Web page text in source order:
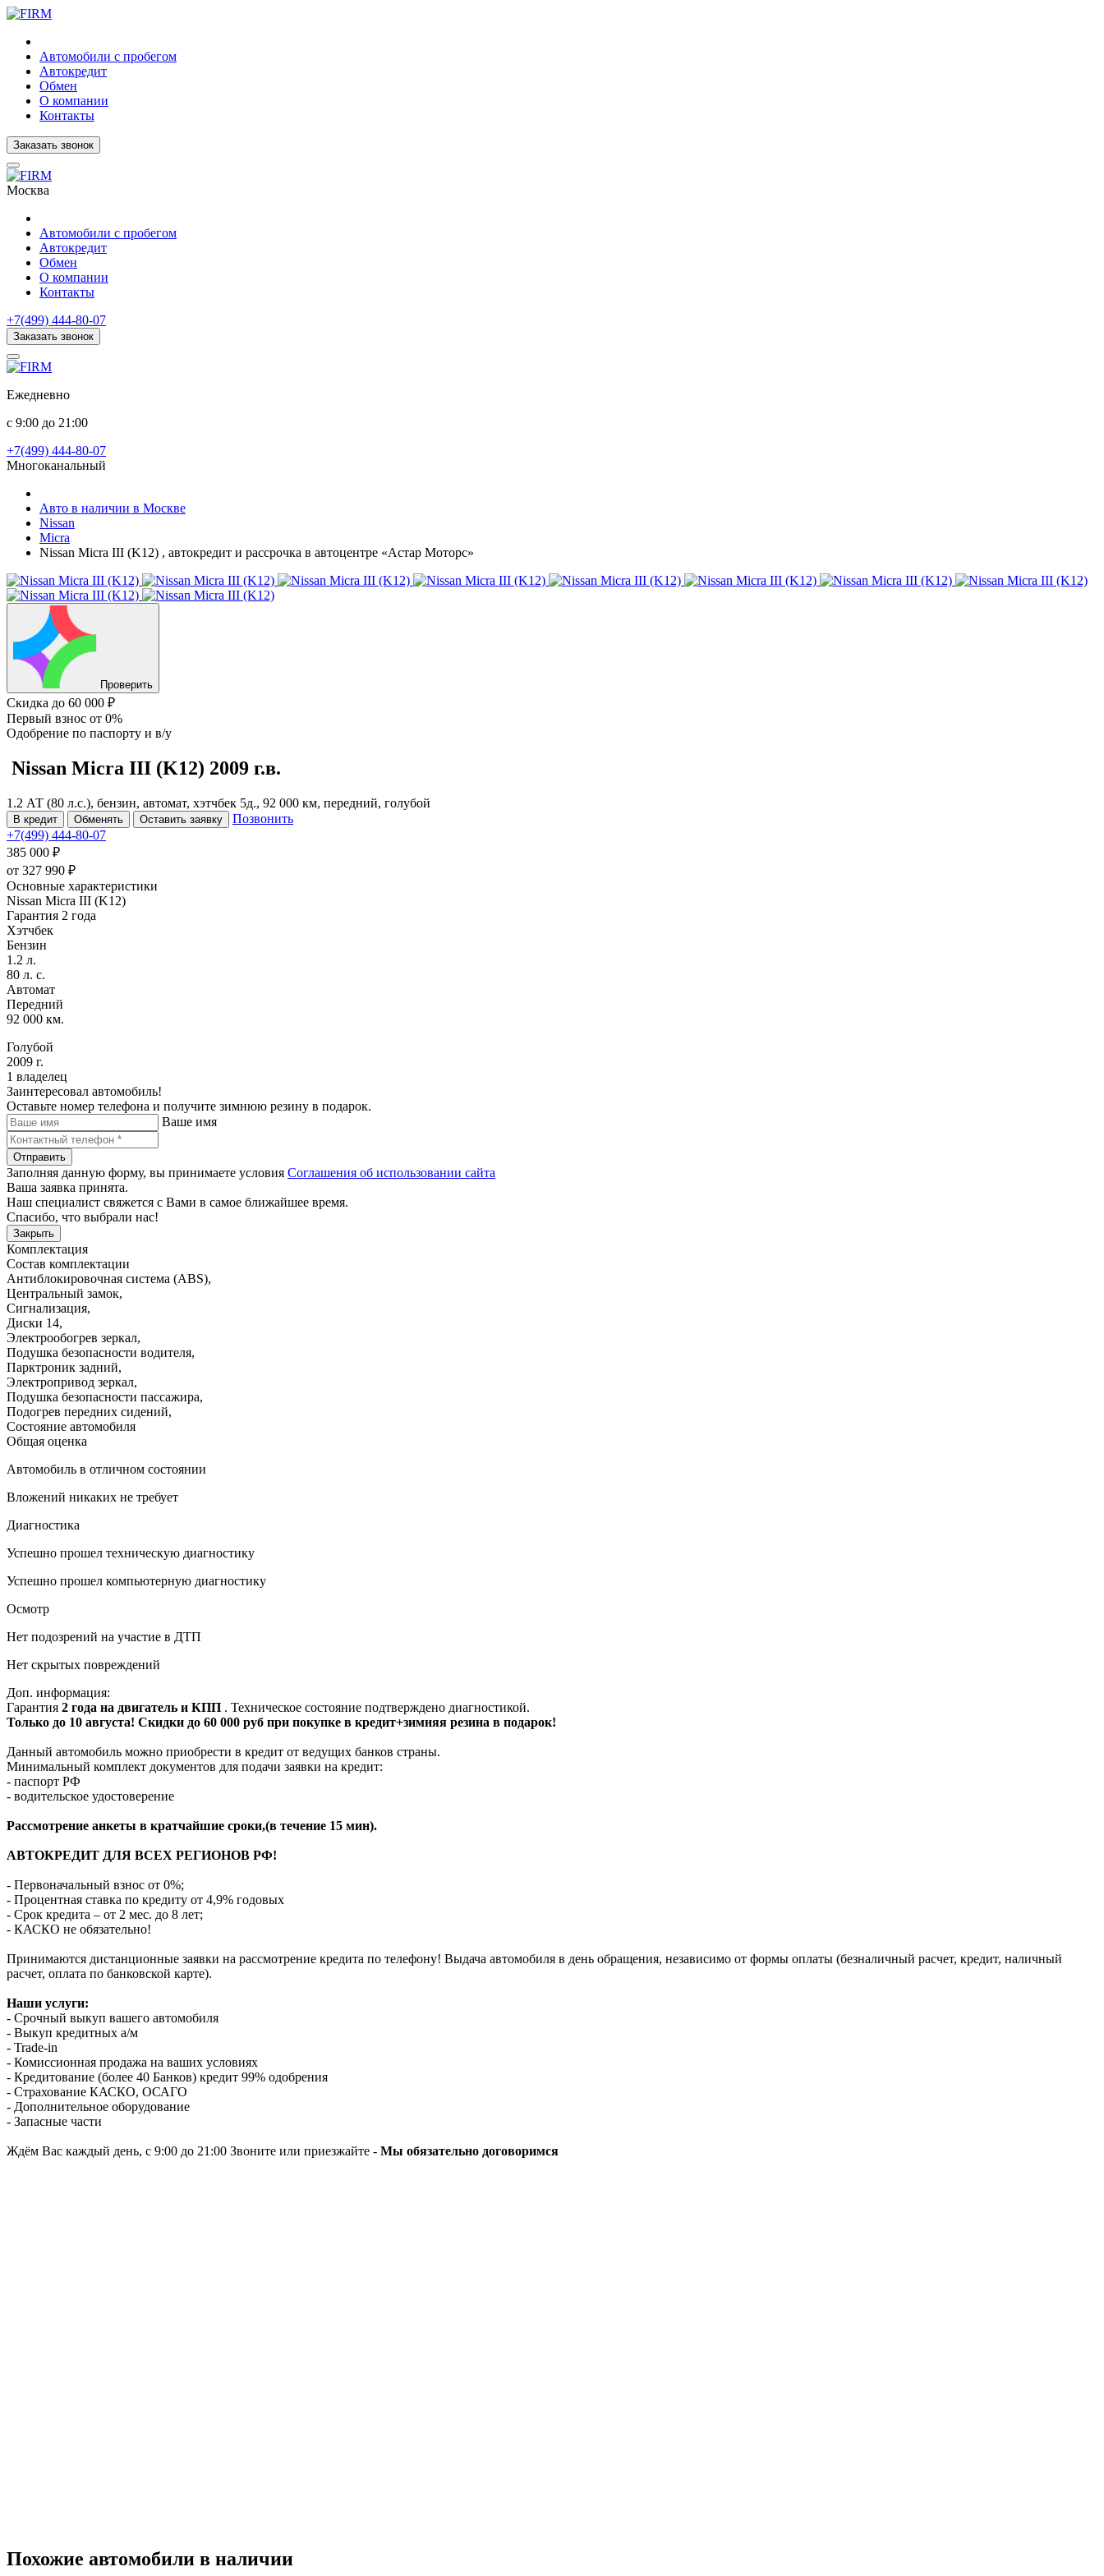
Автомобили с пробегом
Автокредит
Обмен
О компании
Контакты
Заказать звонок
Москва
Автомобили с пробегом
Автокредит
Обмен
О компании
Контакты
+7(499) 444-80-07
Заказать звонок
Ежедневно
с 9:00 до 21:00
+7(499) 444-80-07
Многоканальный
Авто в наличии в Москве
Nissan
Micra
Nissan Micra III (K12) , автокредит и рассрочка в автоцентре «Астар Моторс»
Проверить
Скидка до 60 000 ₽
Первый взнос от 0%
Одобрение по паспорту и в/у
Nissan Micra III (K12) 2009 г.в.
1.2 АТ (80 л.с.), бензин, автомат, хэтчбек 5д., 92 000 км, передний, голубой
В кредит Обменять Оставить заявку
Позвонить
+7(499) 444-80-07
385 000 ₽
от 327 990 ₽
Основные характеристики
Nissan Micra III (K12)
Гарантия 2 года
Хэтчбек
Бензин
1.2 л.
80 л. с.
Автомат
Передний
92 000 км.
Голубой
2009 г.
1 владелец
Заинтересовал автомобиль!
Оставьте номер телефона и получите зимнюю резину в подарок.
Ваше имя
Отправить
Заполняя данную форму, вы принимаете условия Соглашения об использовании сайта
Ваша заявка принята.
Наш специалист свяжется с Вами в самое ближайшее время.
Спасибо, что выбрали нас!
Закрыть
Комплектация
Состав комплектации
Антиблокировочная система (ABS),
Центральный замок,
Сигнализация,
Диски 14,
Электрообогрев зеркал,
Подушка безопасности водителя,
Парктроник задний,
Электропривод зеркал,
Подушка безопасности пассажира,
Подогрев передних сидений,
Состояние автомобиля
Общая оценка
Автомобиль в отличном состоянии
Вложений никаких не требует
Диагностика
Успешно прошел техническую диагностику
Успешно прошел компьютерную диагностику
Осмотр
Нет подозрений на участие в ДТП
Нет скрытых повреждений
Доп. информация:
Гарантия 2 года на двигатель и КПП . Техническое состояние подтверждено диагностикой.
Только до 10 августа! Скидки до 60 000 руб при покупке в кредит+зимняя резина в подарок!
Данный автомобиль можно приобрести в кредит от ведущих банков страны.
Минимальный комплект документов для подачи заявки на кредит:
- паспорт РФ
- водительское удостоверение
Рассмотрение анкеты в кратчайшие сроки,(в течение 15 мин).
АВТОКРЕДИТ ДЛЯ ВСЕХ РЕГИОНОВ РФ!
- Первоначальный взнос от 0%;
- Процентная ставка по кредиту от 4,9% годовых
- Срок кредита – от 2 мес. до 8 лет;
- КАСКО не обязательно!
Принимаются дистанционные заявки на рассмотрение кредита по телефону! Выдача автомобиля в день обращения, независимо от формы оплаты (безналичный расчет, кредит, наличный
расчет, оплата по банковской карте).
Наши услуги:
- Срочный выкуп вашего автомобиля
- Выкуп кредитных а/м
- Trade-in
- Комиссионная продажа на ваших условиях
- Кредитование (более 40 Банков) кредит 99% одобрения
- Страхование КАСКО, ОСАГО
- Дополнительное оборудование
- Запасные части
Ждём Вас каждый день, с 9:00 до 21:00 Звоните или приезжайте - Мы обязательно договоримся
Похожие автомобили в наличии